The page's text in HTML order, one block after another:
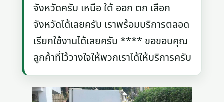
จังหวัดครับ เหนือ ใต้ ออก ตก เลือก
จังหวัดได้เลยครับ เราพร้อมบริการตลอด
เรียกใช้งานได้เลยครับ **** ขอขอบคุณ
ลูกค้าที่ไว้วางใจให้พวกเราได้ให้บริการครับ